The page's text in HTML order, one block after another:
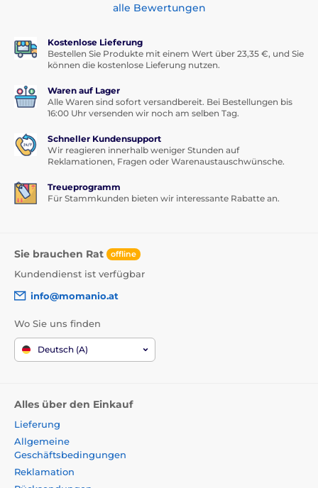
alle Bewertungen
Kostenlose Lieferung
Bestellen Sie Produkte mit einem Wert über 23,35 €, und Sie
können die kostenlose Lieferung nutzen.
Waren auf Lager
Alle Waren sind sofort versandbereit. Bei Bestellungen bis
16:00 Uhr versenden wir noch am selben Tag.
Schneller Kundensupport
Wir reagieren innerhalb weniger Stunden auf
Reklamationen, Fragen oder Warenaustauschwünsche.
Treueprogramm
Für Stammkunden bieten wir interessante Rabatte an.
Sie brauchen Rat offline
Kundendienst ist verfügbar
info@momanio.at
Wo Sie uns finden
Deutsch (A)
Alles über den Einkauf
Lieferung
Allgemeine
Geschäftsbedingungen
Reklamation